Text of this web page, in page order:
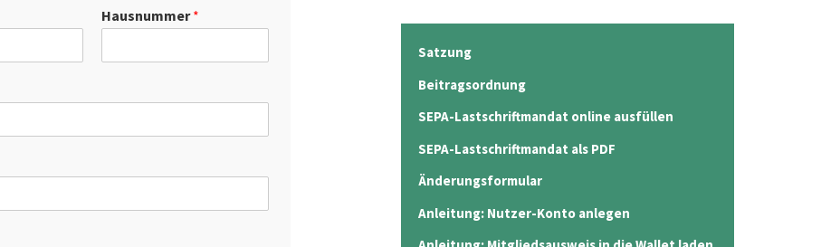
Hausnummer*
Satzung
Beitragsordnung
SEPA-Lastschriftmandat online ausfüllen
SEPA-Lastschriftmandat als PDF
Änderungsformular
Anleitung: Nutzer-Konto anlegen